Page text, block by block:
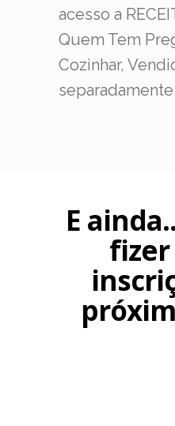
acesso a
Quem Tem
Cozinhar,
E
fizer